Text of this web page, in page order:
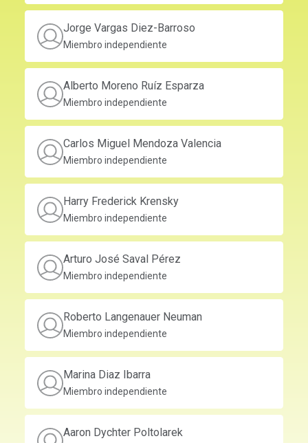
Jorge Vargas Diez-Barroso
Miembro independiente
Alberto Moreno Ruíz Esparza
Miembro independiente
Carlos Miguel Mendoza Valencia
Miembro independiente
Harry Frederick Krensky
Miembro independiente
Arturo José Saval Pérez
Miembro independiente
Roberto Langenauer Neuman
Miembro independiente
Marina Diaz Ibarra
Miembro independiente
Aaron Dychter Poltolarek